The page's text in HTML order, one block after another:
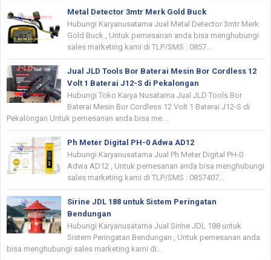
Metal Detector 3mtr Merk Gold Buck
Hubungi Karyanusatama Jual Metal Detector 3mtr Merk
Gold Buck , Untuk pemesanan anda bisa menghubungi
sales marketing kami di TLP/SMS : 0857...
Jual JLD Tools Bor Baterai Mesin Bor Cordless 12
Volt 1 Baterai J12-S di Pekalongan
Hubungi Toko Karya Nusatama Jual JLD Tools Bor
Baterai Mesin Bor Cordless 12 Volt 1 Baterai J12-S di
Pekalongan Untuk pemesanan anda bisa me...
Ph Meter Digital PH-0 Adwa AD12
Hubungi Karyanusatama Jual Ph Meter Digital PH-0
Adwa AD12 , Untuk pemesanan anda bisa menghubungi
sales marketing kami di TLP/SMS : 0857407...
Sirine JDL 188 untuk Sistem Peringatan
Bendungan
Hubungi Karyanusatama Jual Sirine JDL 188 untuk
Sistem Peringatan Bendungan , Untuk pemesanan anda
bisa menghubungi sales marketing kami di...